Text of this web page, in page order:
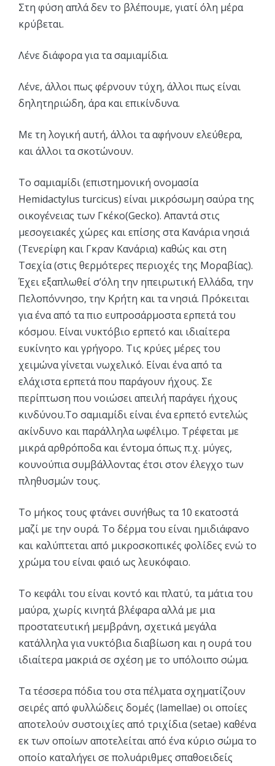
Στη φύση απλά δεν το βλέπουμε, γιατί όλη μέρα
κρύβεται.
Λένε διάφορα για τα σαμιαμίδια.
Λένε, άλλοι πως φέρνουν τύχη, άλλοι πως είναι
δηλητηριώδη, άρα και επικίνδυνα.
Με τη λογική αυτή, άλλοι τα αφήνουν ελεύθερα,
και άλλοι τα σκοτώνουν.
Το σαμιαμίδι (επιστημονική ονομασία
Hemidactylus turcicus) είναι μικρόσωμη σαύρα της
οικογένειας των Γκέκο(Gecko). Απαντά στις
μεσογειακές χώρες και επίσης στα Κανάρια νησιά
(Τενερίφη και Γκραν Κανάρια) καθώς και στη
Τσεχία (στις θερμότερες περιοχές της Μοραβίας).
Έχει εξαπλωθεί σ’όλη την ηπειρωτική Ελλάδα, την
Πελοπόννησο, την Κρήτη και τα νησιά. Πρόκειται
για ένα από τα πιο ευπροσάρμοστα ερπετά του
κόσμου. Είναι νυκτόβιο ερπετό και ιδιαίτερα
ευκίνητο και γρήγορο. Τις κρύες μέρες του
χειμώνα γίνεται νωχελικό. Είναι ένα από τα
ελάχιστα ερπετά που παράγουν ήχους. Σε
περίπτωση που νοιώσει απειλή παράγει ήχους
κινδύνου.Το σαμιαμίδι είναι ένα ερπετό εντελώς
ακίνδυνο και παράλληλα ωφέλιμο. Τρέφεται με
μικρά αρθρόποδα και έντομα όπως π.χ. μύγες,
κουνούπια συμβάλλοντας έτσι στον έλεγχο των
πληθυσμών τους.
Το μήκος τους φτάνει συνήθως τα 10 εκατοστά
μαζί με την ουρά. Το δέρμα του είναι ημιδιάφανο
και καλύπτεται από μικροσκοπικές φολίδες ενώ το
χρώμα του είναι φαιό ως λευκόφαιο.
Το κεφάλι του είναι κοντό και πλατύ, τα μάτια του
μαύρα, χωρίς κινητά βλέφαρα αλλά με μια
προστατευτική μεμβράνη, σχετικά μεγάλα
κατάλληλα για νυκτόβια διαβίωση και η ουρά του
ιδιαίτερα μακριά σε σχέση με το υπόλοιπο σώμα.
Τα τέσσερα πόδια του στα πέλματα σχηματίζουν
σειρές από φυλλώδεις δομές (lamellae) οι οποίες
αποτελούν συστοιχίες από τριχίδια (setae) καθένα
εκ των οποίων αποτελείται από ένα κύριο σώμα το
οποίο καταλήγει σε πολυάριθμες σπαθοειδείς